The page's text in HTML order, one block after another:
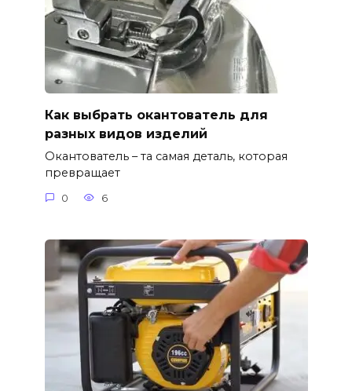
Как выбрать окантователь для
разных видов изделий
Окантователь – та самая деталь, которая
превращает
0 6